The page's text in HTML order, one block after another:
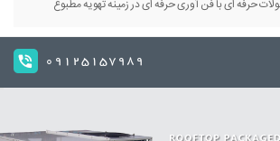
حرفه ای با فن آوری حرفه ای در زمینه تهویه مطبوع
09125157989